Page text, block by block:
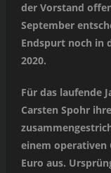
der Vorstand
September
Endspurt noch in
2020.
Für das laufende
Carsten Spohr
einem operativen
Euro aus.